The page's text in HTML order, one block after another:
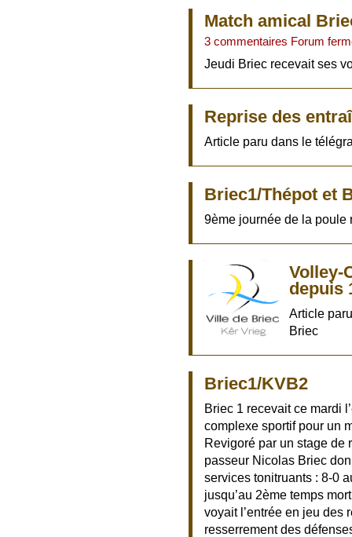
Match amical
3 commentaires Forum
Jeudi Briec recevait ses
Reprise des
Article paru dans le
Briec1/Thépot et
9ème journée de la poule
Volley-
depuis
Article
Briec
Briec1/KVB2
Briec 1 recevait ce mardi
complexe sportif pour un
Revigoré par un stage de
passeur Nicolas Briec
services tonitruants : 8-0
jusqu’au 2ème temps
voyait l’entrée en jeu des
resserrement des